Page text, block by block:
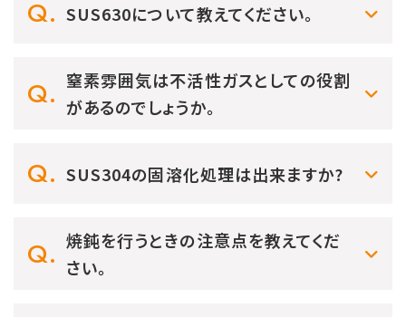
SUS630について教えてください。
窒素雰囲気は不活性ガスとしての役割
があるのでしょうか。
SUS304の固溶化処理は出来ますか?
焼鈍を行うときの注意点を教えてくだ
さい。